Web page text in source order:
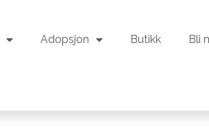
Adopsjon Butikk Bli